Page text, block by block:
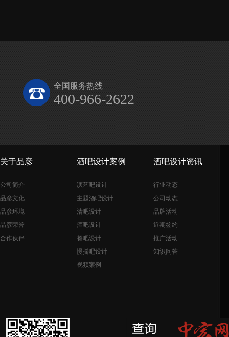
全国服务热线
400-966-2622
关于品彦
公司简介
品彦文化
品彦环境
品彦荣誉
合作伙伴
酒吧设计案例
演艺吧设计
主题酒吧设计
清吧设计
酒吧设计
餐吧设计
慢摇吧设计
视频案例
酒吧设计资讯
行业动态
公司动态
品牌活动
近期签约
推广活动
知识问答